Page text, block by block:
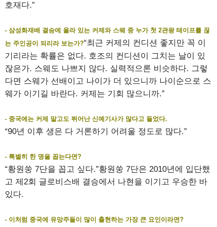
호재다.”
- 삼성화재배 결승에 올라 있는 커제와 스웨 중 누가 첫 2관왕 테이프를 끊
는 주인공이 되리라 보는가?“최근 커제의 컨디션 좋지만 꼭 이
기리라는 확률은 없다. 호조의 컨디션이 그치는 날이 있
잖은가. 스웨도 나쁘지 않다. 실력적으론 비슷하다. 그렇
다면 스웨가 선배이고 나이가 더 있으니까 나이순으로 스
웨가 이기길 바란다. 커제는 기회 많으니까.”
- 중국에는 커제 말고도 뛰어난 신예기사가 많다고 들었다.
“90년 이후 생은 다 거론하기 어려울 정도로 많다.”
- 특별히 한 명을 꼽는다면?
“황원쑹 7단을 꼽고 싶다.”황원쑹 7단은 2010년에 입단했
고 제2회 글로비스배 결승에서 나현을 이기고 우승한 바
있다.
- 이처럼 중국에 유망주들이 많이 출현하는 가장 큰 요인이라면?